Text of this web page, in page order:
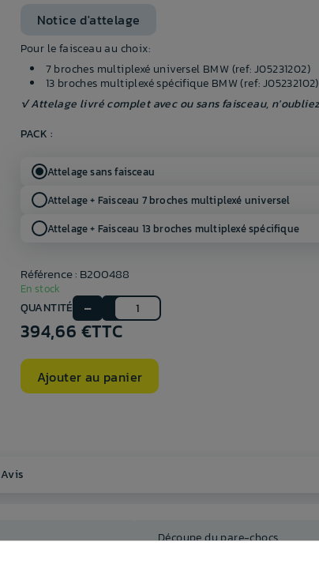
Notice d'attelage
Pour le faisceau au choix:
7 broches multiplexé universel BMW (ref: J05231202)
13 broches multiplexé spécifique BMW (ref: J05232102)
√ Attelage livré complet avec ou sans faisceau,
PACK :
Attelage sans faisceau
Attelage + Faisceau 7 broches multiplexé universel
Attelage + Faisceau 13 broches multiplexé spécifique
QUANTITÉ
En stock
Référence : B200488
394,66 €TTC
Ajouter au panier
Avis
Découpe du pare-chocs